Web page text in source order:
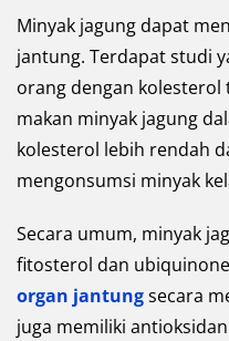
Minyak jagung dapat
jantung. Terdapat studi
orang dengan kolesterol
makan minyak jagung
kolesterol lebih rendah
mengonsumsi minyak
Secara umum, minyak
fitosterol dan
organ jantungsecara
juga memiliki